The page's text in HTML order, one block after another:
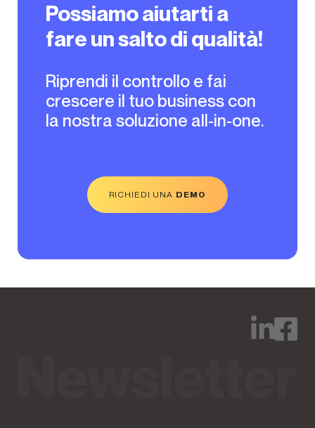
Possiamo aiutarti a
fare un salto di qualità!
Riprendi il controllo e fai
crescere il tuo business con
la nostra soluzione all-in-one.
RICHIEDI UNA DEMO